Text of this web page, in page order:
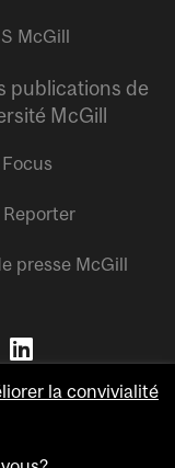
McGill
publications de
McGill
presse McGill
la convivialité